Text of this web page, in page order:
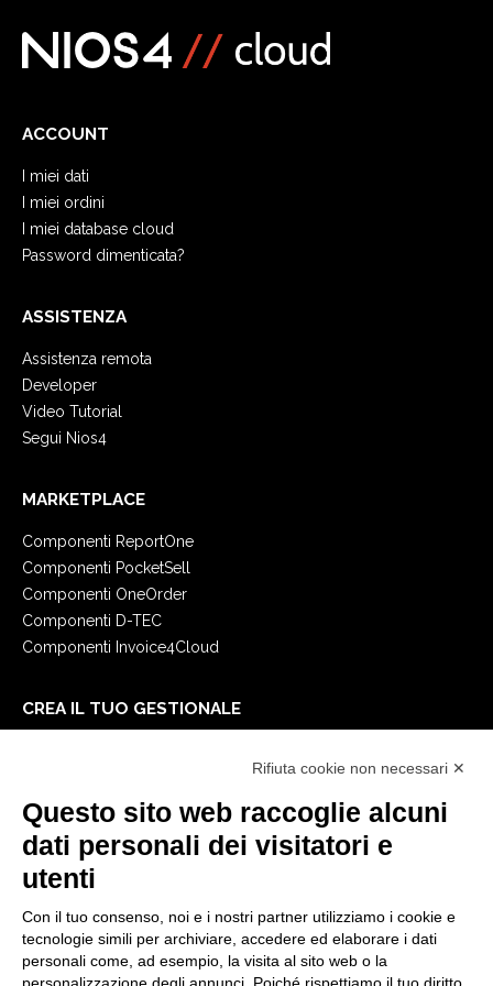
ACCOUNT
I miei dati
I miei ordini
I miei database cloud
Password dimenticata?
ASSISTENZA
Assistenza remota
Developer
Video Tutorial
Segui Nios4
MARKETPLACE
Componenti ReportOne
Componenti PocketSell
Componenti OneOrder
Componenti D-TEC
Componenti Invoice4Cloud
CREA IL TUO GESTIONALE
E-Book
Blog
NOTE LEGALI
Informative Privacy
Security Policy
Rifiuta cookie non necessari ✕
Questo sito web raccoglie alcuni
dati personali dei visitatori e
utenti
Con il tuo consenso, noi e i nostri partner utilizziamo i cookie e
tecnologie simili per archiviare, accedere ed elaborare i dati
personali come, ad esempio, la visita al sito web o la